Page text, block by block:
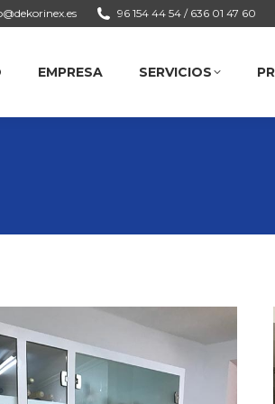
96 154 44 54 / 636 01 47 60
EMPRESA SERVICIOS
EMPRESA SERVICIOS